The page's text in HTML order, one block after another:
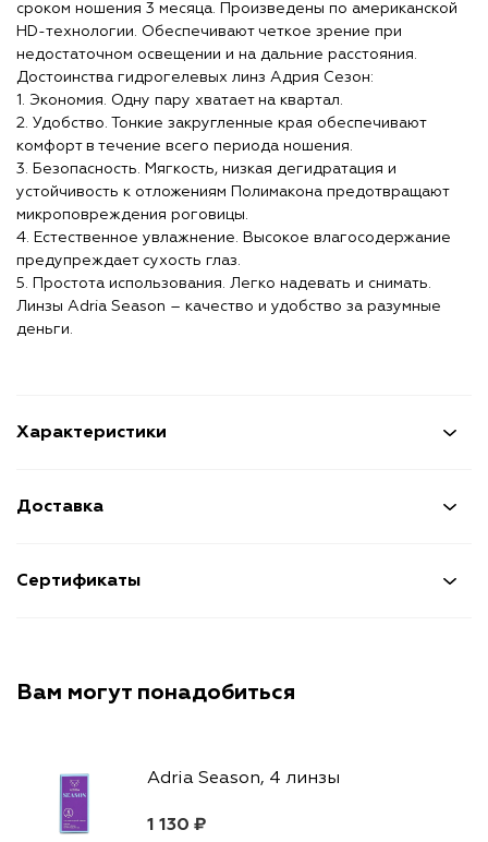
сроком ношения 3 месяца. Произведены по американской
HD-технологии. Обеспечивают четкое зрение при
недостаточном освещении и на дальние расстояния.
Достоинства гидрогелевых линз Адрия Сезон:
1. Экономия. Одну пару хватает на квартал.
2. Удобство. Тонкие закругленные края обеспечивают
комфорт в течение всего периода ношения.
3. Безопасность. Мягкость, низкая дегидратация и
устойчивость к отложениям Полимакона предотвращают
микроповреждения роговицы.
4. Естественное увлажнение. Высокое влагосодержание
предупреждает сухость глаз.
5. Простота использования. Легко надевать и снимать.
Линзы Adria Season – качество и удобство за разумные
деньги.
Характеристики
Доставка
Сертификаты
Вам могут понадобиться
1 130 ₽
Adria Season, 4 линзы